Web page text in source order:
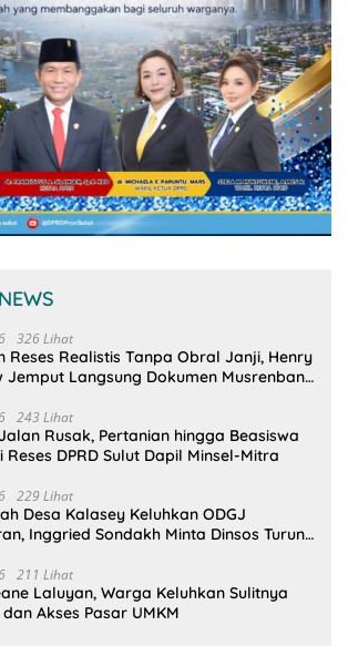
326 Lihat
Reses Realistis Tanpa Obral Janji, Henry
Jemput Langsung Dokumen Musrenbang
243 Lihat
Rusak, Pertanian hingga Beasiswa
Reses DPRD Sulut Dapil Minsel-Mitra
229 Lihat
Desa Kalasey Keluhkan ODGJ
Inggried Sondakh Minta Dinsos Turun
211 Lihat
Laluyan, Warga Keluhkan Sulitnya
Akses Pasar UMKM